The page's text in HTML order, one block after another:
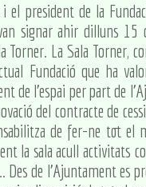
el president de la
signar ahir dilluns 15
Torner. La Sala Torner,
Fundació que ha
de l'espai per part de
del contracte de
de fer-ne tot
la sala acull activitats
Des de l'Ajuntament es